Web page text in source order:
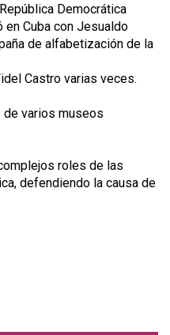
Democrática
en Cuba con Jesualdo
de alfabetización de la
Castro varias veces.
de varios museos
roles de las
defendiendo la causa de